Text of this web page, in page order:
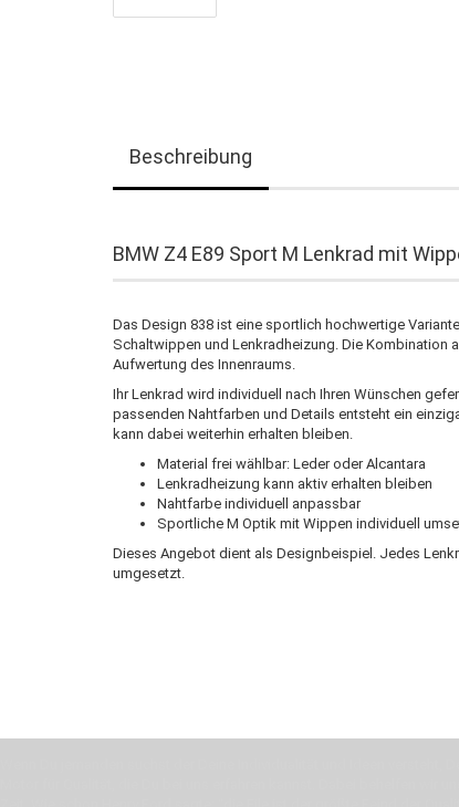
Beschreibung
BMW Z4 E89 Sport M Lenkrad mit
Das Design 838 ist eine sportlich hochwertige
Schaltwippen und Lenkradheizung. Die Kombination
Aufwertung des Innenraums.
Ihr Lenkrad wird individuell nach Ihren Wünschen
passenden Nahtfarben und Details entsteht ein
kann dabei weiterhin erhalten bleiben.
Material frei wählbar: Leder oder Alcantara
Lenkradheizung kann aktiv erhalten bleiben
Nahtfarbe individuell anpassbar
Sportliche M Optik mit Wippen individuell
Dieses Angebot dient als Designbeispiel. Jedes
umgesetzt.